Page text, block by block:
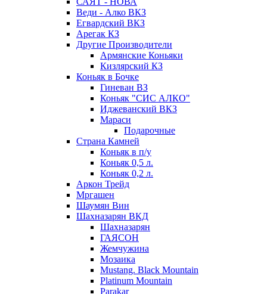
Веди - Алко ВКЗ
Егвардский ВКЗ
Арегак КЗ
Другие Производители
Армянские Коньяки
Кизлярский КЗ
Коньяк в Бочке
Гиневан ВЗ
Коньяк "СИС АЛКО"
Иджеванский ВКЗ
Мараси
Подарочные
Страна Камней
Коньяк в п/у
Коньяк 0,5 л.
Коньяк 0,2 л.
Аркон Трейд
Мргашен
Шаумян Вин
Шахназарян ВКД
Шахназарян
ГАЯСОН
Жемчужина
Мозаика
Mustang. Black Mountain
Platinum Mountain
Parakar